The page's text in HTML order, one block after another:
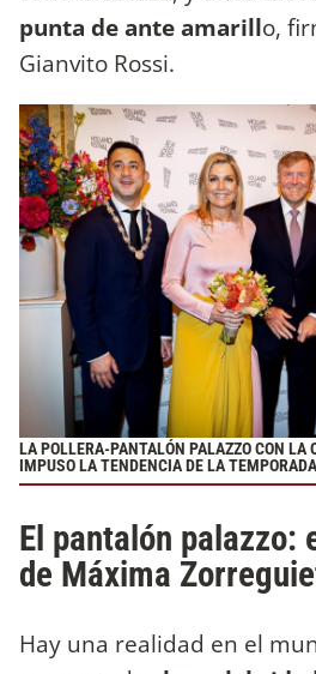
punta de ante amarillo,
Gianvito Rossi.
LA POLLERA-PANTALÓN PALAZZO CON LA
IMPUSO LA TENDENCIA DE LA TEMPORADA
El pantalón palazzo:
de Máxima
Hay una realidad en el